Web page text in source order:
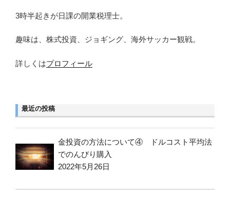
3時半起きが日課の開業税理士。
趣味は、株式投資、ジョギング、海外サッカー観戦。
詳しくはプロフィール
最近の投稿
金投資の方法について④ ドルコスト平均法
でのんびり購入
2022年5月26日